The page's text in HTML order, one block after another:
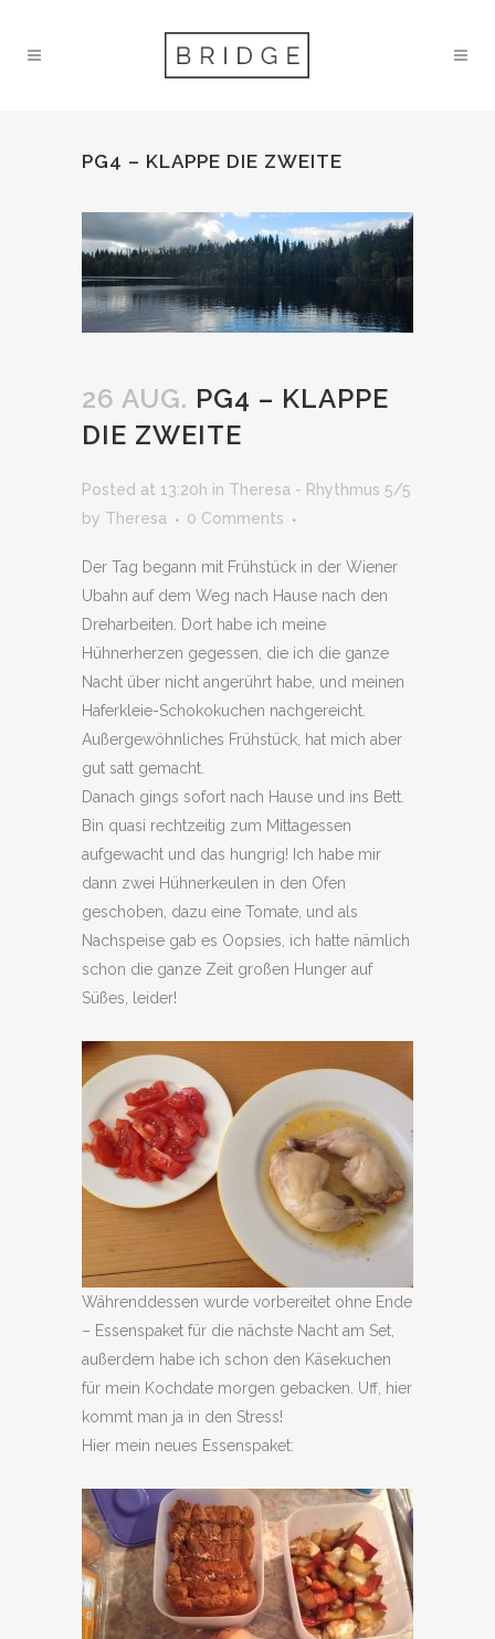
PG4 – KLAPPE DIE ZWEITE
26 AUG. PG4 – KLAPPE
DIE ZWEITE
Posted at 13:20h in Theresa - Rhythmus 5/5
by Theresa 0 Comments
Der Tag begann mit Frühstück in der Wiener
Ubahn auf dem Weg nach Hause nach den
Dreharbeiten. Dort habe ich meine
Hühnerherzen gegessen, die ich die ganze
Nacht über nicht angerührt habe, und meinen
Haferkleie-Schokokuchen nachgereicht.
Außergewöhnliches Frühstück, hat mich aber
gut satt gemacht.
Danach gings sofort nach Hause und ins Bett.
Bin quasi rechtzeitig zum Mittagessen
aufgewacht und das hungrig! Ich habe mir
dann zwei Hühnerkeulen in den Ofen
geschoben, dazu eine Tomate, und als
Nachspeise gab es Oopsies, ich hatte nämlich
schon die ganze Zeit großen Hunger auf
Süßes, leider!
Währenddessen wurde vorbereitet ohne Ende
– Essenspaket für die nächste Nacht am Set,
außerdem habe ich schon den Käsekuchen
für mein Kochdate morgen gebacken. Uff, hier
kommt man ja in den Stress!
Hier mein neues Essenspaket: